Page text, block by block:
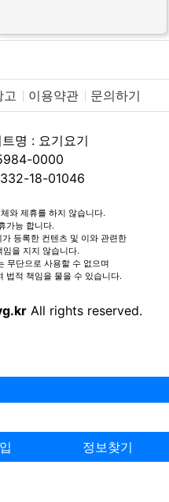
고 이용약관 문의하기
명 : 요기요기
0000
18-01046
와 제휴를 하지 않습니다.
가능 합니다.
등록한 컨텐츠 및 이와 관련한
을 지지 않습니다.
무단으로 사용할 수 없으며
법적 책임을 물을 수 있습니다.
All rights reserved.
정보찾기